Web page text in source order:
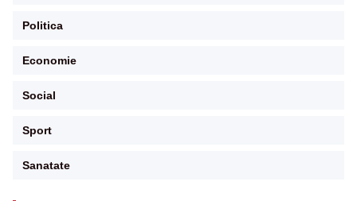
Politica
Economie
Social
Sport
Sanatate